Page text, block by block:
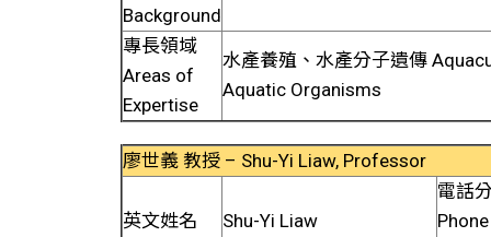
Background
專長領域
Areas of
Expertise
水產養殖、水產分子遺傳
Aquatic Organisms
廖世義 教授 – Shu-Yi Liaw, Professor
英文姓名 Shu-Yi Liaw
電話
Phone